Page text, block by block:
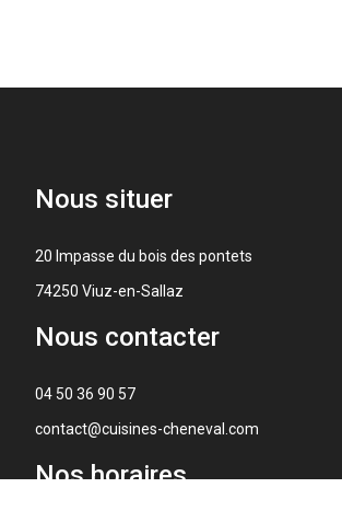
Nous situer
20 Impasse du bois des pontets
74250 Viuz-en-Sallaz
Nous contacter
04 50 36 90 57
contact@cuisines-cheneval.com
Nos horaires